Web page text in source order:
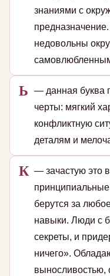
знаниями с
недовольны
Ь
— данная буква
черты: мягкий
конфликтную
деталям и
К — зачастую это
берутся за
навыки. Люди с
секреты, и
ничего».
выносливостью,